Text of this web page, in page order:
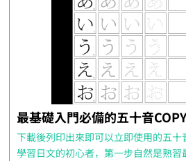
最基礎入門必備的五十音
下載後列印出來即可以立即使用的五十
學習日文的初心者，第一步自然是熟